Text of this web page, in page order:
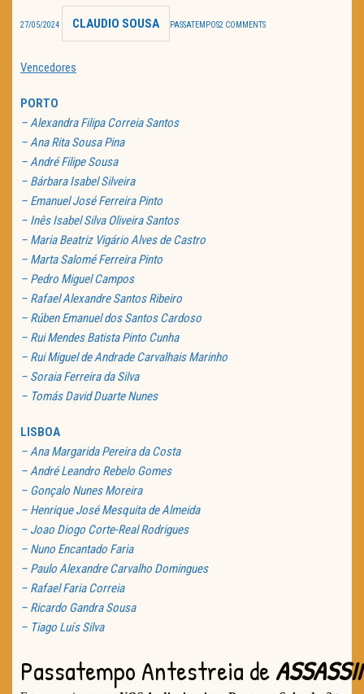
27/05/2024 CLAUDIO SOUSA PASSATEMPOS2 COMMENTS
Vencedores
PORTO
– Alexandra Filipa Correia Santos
– Ana Rita Sousa Pina
– André Filipe Sousa
– Bárbara Isabel Silveira
– Emanuel José Ferreira Pinto
– Inês Isabel Silva Oliveira Santos
– Maria Beatriz Vigário Alves de Castro
– Marta Salomé Ferreira Pinto
– Pedro Miguel Campos
– Rafael Alexandre Santos Ribeiro
– Rúben Emanuel dos Santos Cardoso
– Rui Mendes Batista Pinto Cunha
– Rui Miguel de Andrade Carvalhais Marinho
– Soraia Ferreira da Silva
– Tomás David Duarte Nunes
LISBOA
– Ana Margarida Pereira da Costa
– André Leandro Rebelo Gomes
– Gonçalo Nunes Moreira
– Henrique José Mesquita de Almeida
– Joao Diogo Corte-Real Rodrigues
– Nuno Encantado Faria
– Paulo Alexandre Carvalho Domingues
– Rafael Faria Correia
– Ricardo Gandra Sousa
– Tiago Luís Silva